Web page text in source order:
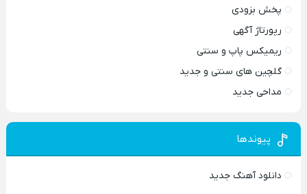
پخش بزودی
رپورتاژ آگهی
ریمیکس پاپ و سنتی
گلچین های سنتی و جدید
مداحی جدید
پیوندها
دانلود آهنگ جدید